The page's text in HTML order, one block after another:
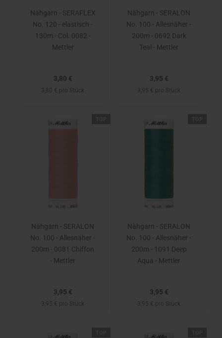
Nähgarn - SERAFLEX
No. 120 - elastisch -
130m - Col. 0082 -
Mettler
3,80 €
3,80 € pro Stück
Nähgarn - SERALON
No. 100 - Allesnäher -
200m - 0692 Dark
Teal - Mettler
3,95 €
3,95 € pro Stück
Nähgarn - SERALON
No. 100 - Allesnäher -
200m - 0081 Chiffon
- Mettler
3,95 €
3,95 € pro Stück
Nähgarn - SERALON
No. 100 - Allesnäher -
200m - 1091 Deep
Aqua - Mettler
3,95 €
3,95 € pro Stück